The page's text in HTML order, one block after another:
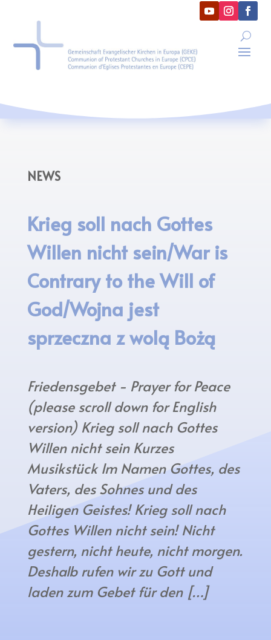
NEWS
Krieg soll nach Gottes
Willen nicht sein/War is
Contrary to the Will of
God/Wojna jest
sprzeczna z wolą Bożą
Friedensgebet - Prayer for Peace
(please scroll down for English
version) Krieg soll nach Gottes
Willen nicht sein Kurzes
Musikstück Im Namen Gottes, des
Vaters, des Sohnes und des
Heiligen Geistes! Krieg soll nach
Gottes Willen nicht sein! Nicht
gestern, nicht heute, nicht morgen.
Deshalb rufen wir zu Gott und
laden zum Gebet für den […]